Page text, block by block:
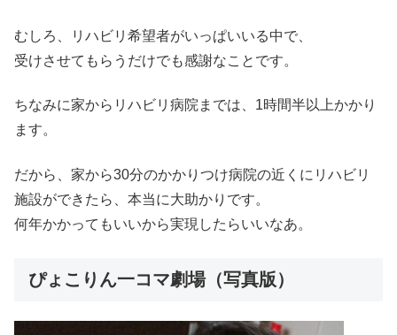
むしろ、リハビリ希望者がいっぱいいる中で、
受けさせてもらうだけでも感謝なことです。
ちなみに家からリハビリ病院までは、1時間半以上かかり
ます。
だから、家から30分のかかりつけ病院の近くにリハビリ
施設ができたら、本当に大助かりです。
何年かかってもいいから実現したらいいなあ。
ぴょこりん一コマ劇場（写真版）